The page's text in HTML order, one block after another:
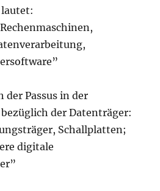
der Passus in der
der Datenträger:
Schallplatten;
digitale